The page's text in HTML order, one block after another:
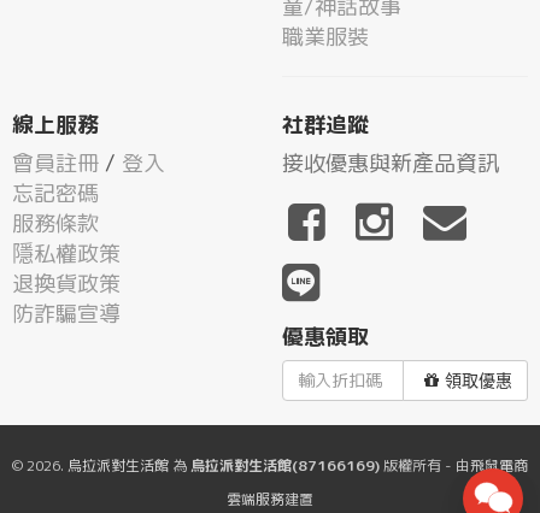
童/神話故事
職業服裝
線上服務
會員註冊 / 登入
忘記密碼
服務條款
隱私權政策
退換貨政策
防詐騙宣導
社群追蹤
接收優惠與新產品資訊
優惠領取
領取優惠
© 2026. 烏拉派對生活館 為 烏拉派對生活館(87166169)版權所有 - 由飛鼠電商
雲端服務建置